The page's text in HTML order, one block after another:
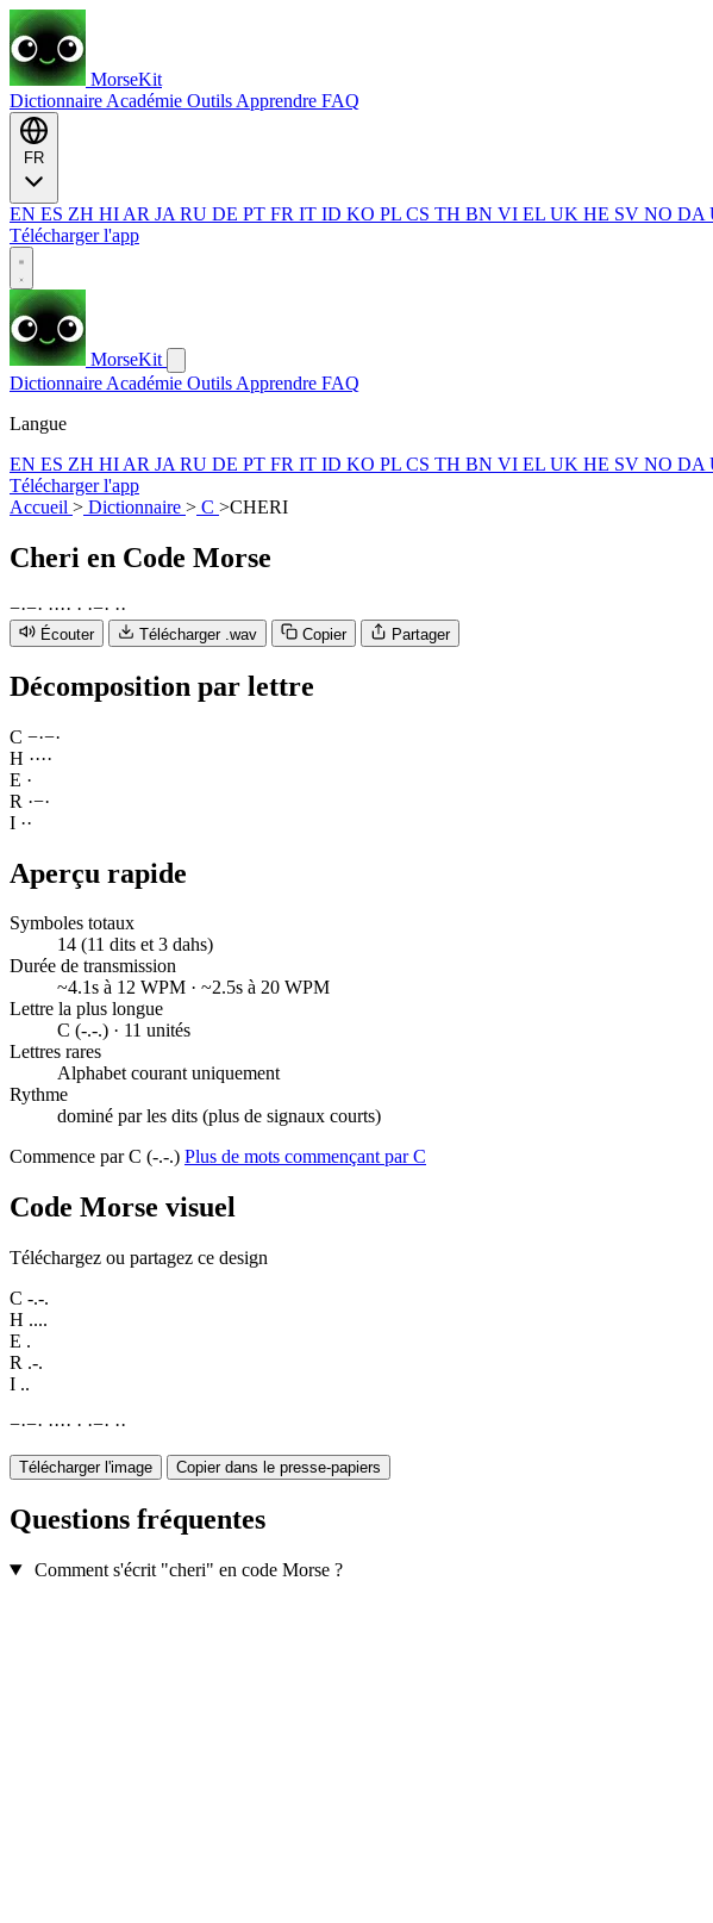
MorseKit
Dictionnaire Académie Outils Apprendre FAQ
EN ES ZH HI AR JA RU DE PT FR IT ID KO PL CS TH BN VI EL UK HE SV NO DA
Télécharger l'app
MorseKit
Dictionnaire Académie Outils Apprendre FAQ
Langue
EN ES ZH HI AR JA RU DE PT FR IT ID KO PL CS TH BN VI EL UK HE SV NO DA
Télécharger l'app
Accueil > Dictionnaire > C >CHERI
Cheri en Code Morse
−·−· ···· · ·−· ··
Écouter Télécharger .wav Copier Partager
Décomposition par lettre
C −·−·
H ····
E ·
R ·−·
I ··
Aperçu rapide
Symboles totaux
14 (11 dits et 3 dahs)
Durée de transmission
~4.1s à 12 WPM · ~2.5s à 20 WPM
Lettre la plus longue
C (-.-.) · 11 unités
Lettres rares
Alphabet courant uniquement
Rythme
dominé par les dits (plus de signaux courts)
Commence par C (-.-.) Plus de mots commençant par C
Code Morse visuel
Téléchargez ou partagez ce design
C -.-.
H ....
E .
R .-.
I ..
−·−· ···· · ·−· ··
Télécharger l'image Copier dans le presse-papiers
Questions fréquentes
Comment s'écrit "cheri" en code Morse ?